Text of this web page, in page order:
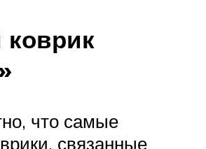
коврик
что самые
связанные